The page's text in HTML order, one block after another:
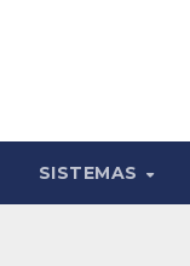
SISTEMAS